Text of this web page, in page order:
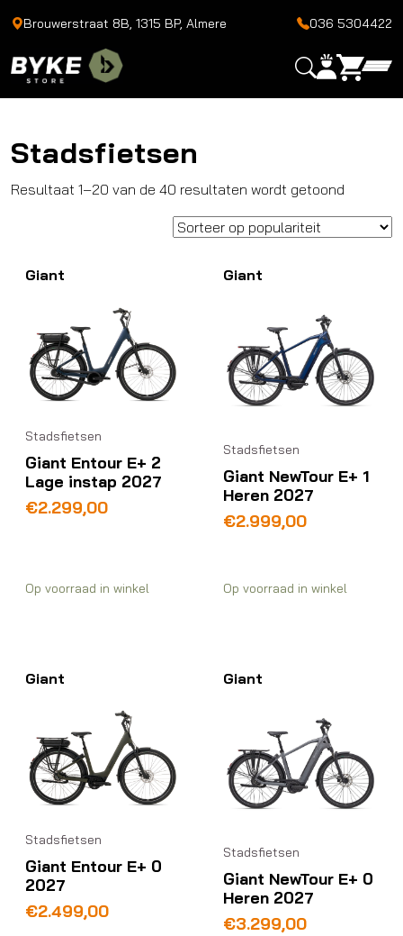
Brouwerstraat 8B, 1315 BP, Almere 036 5304422
Stadsfietsen
Resultaat 1–20 van de 40 resultaten wordt getoond
op
Giant
Stadsfietsen
Giant Entour E+ 2
Lage instap 2027
€2.299,00
Op voorraad in winkel
Giant
Stadsfietsen
Giant NewTour E+ 1
Heren 2027
€2.999,00
Op voorraad in winkel
Giant
Stadsfietsen
Giant Entour E+ 0
2027
€2.499,00
Giant
Stadsfietsen
Giant NewTour E+ 0
Heren 2027
€3.299,00